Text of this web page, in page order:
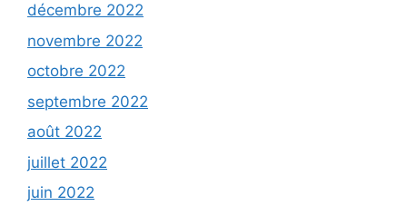
décembre 2022
novembre 2022
octobre 2022
septembre 2022
août 2022
juillet 2022
juin 2022